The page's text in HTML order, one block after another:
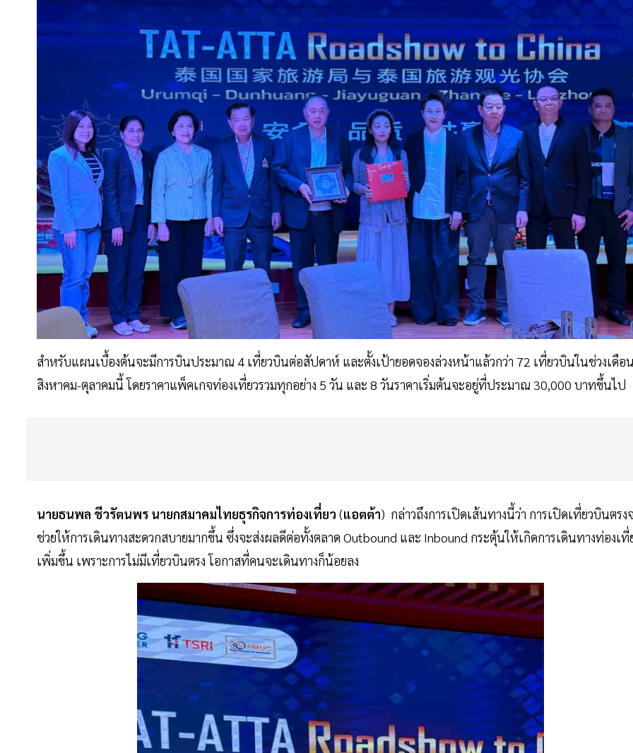
สำหรับแผนเบื้องต้นจะมีการบินประมาณ 4 เที่ยวบินต่อสัปดาห์ และตั้งเป้ายอดจองล่วงหน้าแล้วกว่า 72 เที่ยวบินในช่วงเดือ
สิงหาคม-ตุลาคมนี้ โดยราคาแพ็คเกจท่องเที่ยวรวมทุกอย่าง 5 วัน และ 8 วันราคาเริ่มต้นจะอยู่ที่ประมาณ 30,000 บาทขึ้นไป
นายธนพล ชีวรัตนพร นายกสมาคมไทยธุรกิจการท่องเที่ยว (แอตต้า) กล่าวถึงการเปิดเส้นทางนี้ว่า การเปิดเที่ยวบินตรง
ช่วยให้การเดินทางสะดวกสบายมากขึ้น ซึ่งจะส่งผลดีต่อทั้งตลาด Outbound และ Inbound กระตุ้นให้เกิดการเดินทางท่องเที่
เพิ่มขึ้น เพราะการไม่มีเที่ยวบินตรง โอกาสที่คนจะเดินทางก็น้อยลง